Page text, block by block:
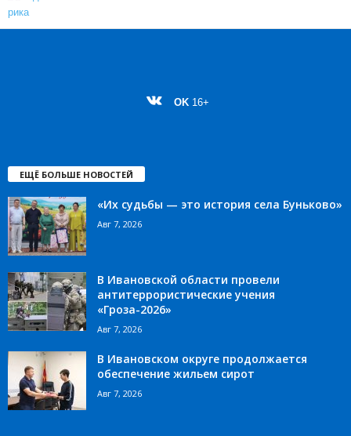
OK 16+
ЕЩЁ БОЛЬШЕ НОВОСТЕЙ
«Их судьбы — это история села Буньково»
Авг 7, 2026
В Ивановской области провели
антитеррористические учения
«Гроза-2026»
Авг 7, 2026
В Ивановском округе продолжается
обеспечение жильем сирот
Авг 7, 2026